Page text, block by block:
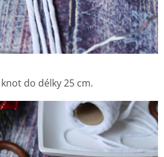
do délky 25 cm.